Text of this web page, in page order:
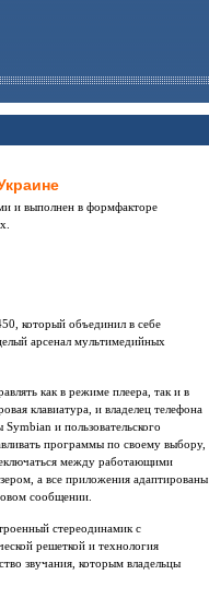
и выполнен в формфакторе
который объединил в себе
арсенал мультимедийных
как в режиме плеера, так и в
клавиатура, и владелец телефона
и пользовательского
программы по своему выбору,
между работающими
а все приложения адаптированы
сообщении.
стереодинамик с
решеткой и технология
звучания, которым владельцы